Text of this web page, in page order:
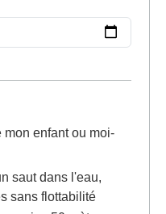
enfant ou moi-
saut dans l'eau,
sans flottabilité